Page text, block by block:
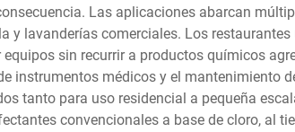
Las aplicaciones abarcan
lavanderías comerciales. Los
sin recurrir a productos químicos
instrumentos médicos y el mantenimiento
tanto para uso residencial a pequeña
convencionales a base de cloro, al